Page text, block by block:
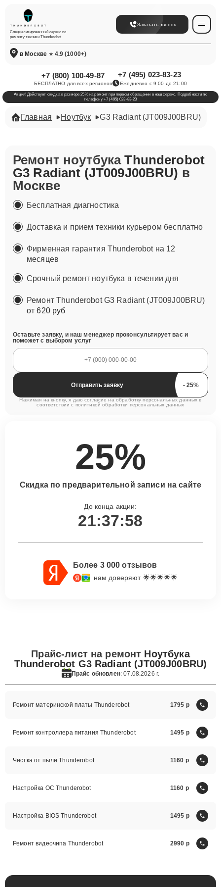
Специализированный сервис по
ремонту техники Thunderobot
Заказать звонок
в Москве ⭐ 4.9 (1000+)
+7 (800) 100-49-87
БЕСПЛАТНО для всех регионов
+7 (495) 023-83-23
Ежедневно с 9:00 до 21:00
Акция! Действует скидка в размере 25% на ремонт при первом обращении в наш сервис. Подробности по
телефону +7 (495) 023-83-23
Главная Ноутбук G3 Radiant (JT009J00BRU)
Ремонт ноутбукаThunderobot
G3 Radiant (JT009J00BRU) в
Москве
Бесплатная диагностика
Доставка и прием техники курьером бесплатно
Фирменная гарантия Thunderobot на 12
месяцев
Срочный ремонт ноутбука в течении дня
Ремонт Thunderobot G3 Radiant (JT009J00BRU)
от 620 руб
Оставьте заявку, и наш менеджер проконсультирует вас и
поможет с выбором услуг
Отправить заявку
Нажимая на кнопку, я даю согласие на обработку персональных данных в
соответствии с политикой обработки персональных данных
25%
Скидка по предварительной записи на сайте
До конца акции:
21:37:57
Более 3 000 отзывов
нам доверяют 🌟🌟🌟🌟🌟
Прайс-лист на ремонт Ноутбука
Thunderobot G3 Radiant (JT009J00BRU)
Прайс обновлен: 07.08.2026 г.
Ремонт материнской платы Thunderobot 1795
Ремонт контроллера питания Thunderobot 1495
Чистка от пыли Thunderobot 1160
Настройка ОС Thunderobot 1160
Настройка BIOS Thunderobot 1495
Ремонт видеочипа Thunderobot 2990